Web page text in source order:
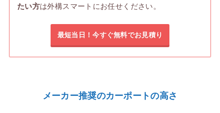
たい方は外構スマートにお任せください。
最短当日！今すぐ無料でお見積り
メーカー推奨のカーポートの高さ